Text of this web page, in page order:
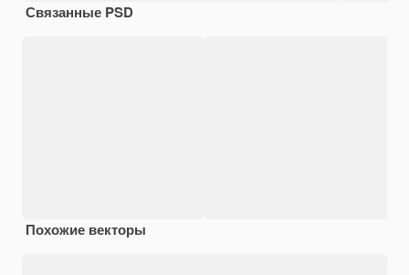
Связанные PSD
Похожие векторы